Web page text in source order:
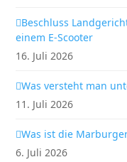
Beschluss
einem E-Scooter
16. Juli 2026
Was versteht man
11. Juli 2026
Was ist die
6. Juli 2026